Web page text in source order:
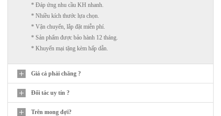
* Đáp ứng nhu cầu KH nhanh.
* Nhiều kích thước lựa chọn.
* Vận chuyển, lắp đặt miễn phí.
* Sản phẩm được bảo hành 12 tháng.
* Khuyến mại tặng kèm hấp dẫn.
Giá cả phải chăng ?
Đối tác uy tín ?
Trên mong đợi?